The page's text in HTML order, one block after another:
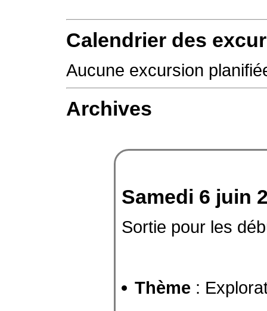
Calendrier des
Aucune excursion
Archives
Samedi 6 juin
Sortie pour les
Thème :